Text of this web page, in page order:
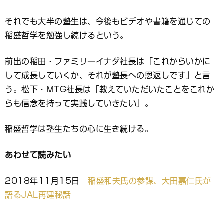
それでも大半の塾生は、今後もビデオや書籍を通じての
稲盛哲学を勉強し続けるという。
前出の稲田・ファミリーイナダ社長は「これからいかに
して成長していくか、それが塾長への恩返しです」と言
う。松下・MTG社長は「教えていただいたことをこれか
らも信念を持って実践していきたい」。
稲盛哲学は塾生たちの心に生き続ける。
あわせて読みたい
2018年11月15日 稲盛和夫氏の参謀、大田嘉仁氏が
語るJAL再建秘話